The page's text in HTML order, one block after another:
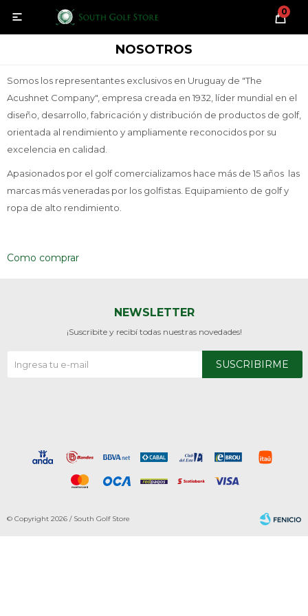
0

NOSOTROS
Somos los representantes exclusivos en Uruguay de "The
Acushnet Company", empresa creada en 1932, líder mundial en el
diseño, desarrollo, fabricación y distribución de productos de golf,
orientada al rendimiento y ampliamente reconocidos por su
excelencia en calidad.
Apasionados por el golf comercializamos hace más de 15 años las
marcas más veneradas por los golfistas. Equipamiento de golf y
ropa de alto rendimiento.
Como comprar
NEWSLETTER
¡Suscribite y recibí todas nuestras novedades!
SUSCRIBIRME
© Copyright 2026 / South Golf Store